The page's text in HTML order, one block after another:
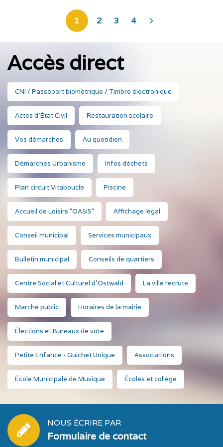
1 2 3 4 >
Accès direct
CNI / Passeport biométrique / Timbre électronique
Actes d'État Civil Restauration scolaire
Vos démarches Au quotidien
Démarches Urbanisme Infos déchets
Plan circuit Vitaboucle Piscine
Accueil de Loisirs "OASIS" Affichage légal
Conseil municipal Services municipaux
Bulletin municipal Conseils de quartiers
Centre Social et Culturel d'Ostwald La ville recrute
Marché public Horaires de la mairie
Élections et Bureaux de vote
Petite Enfance - Guichet Unique Associations
École Municipale de Musique Écoles et collège
NOUS ÉCRIRE PAR
Formulaire de contact